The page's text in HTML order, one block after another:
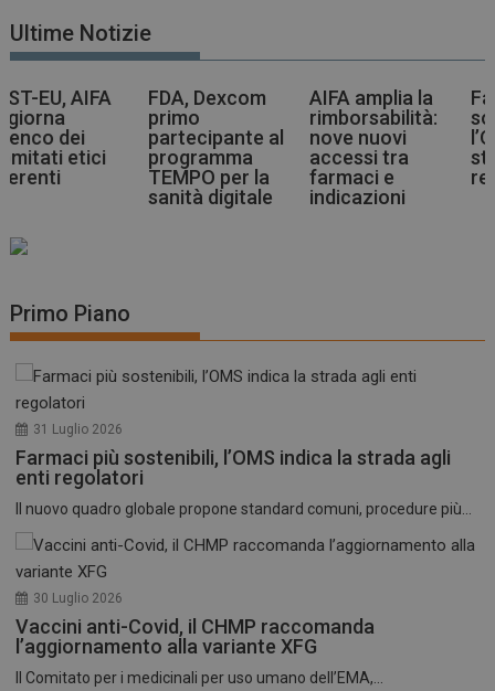
Ultime Notizie
FDA, Dexcom
primo
partecipante al
programma
TEMPO per la
sanità digitale
AIFA amplia la
rimborsabilità:
nove nuovi
accessi tra
farmaci e
indicazioni
Farmaci più
sostenibili,
l’OMS indica la
strada agli enti
regolatori
Primo Piano
31 Luglio 2026
Farmaci più sostenibili, l’OMS indica la strada agli
enti regolatori
Il nuovo quadro globale propone standard comuni, procedure più...
30 Luglio 2026
Vaccini anti-Covid, il CHMP raccomanda
l’aggiornamento alla variante XFG
Il Comitato per i medicinali per uso umano dell’EMA,...